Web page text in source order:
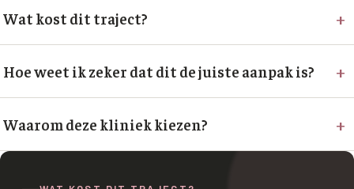
Wat kost dit traject? +
Hoe weet ik zeker dat dit de juiste aanpak is? +
Waarom deze kliniek kiezen? +